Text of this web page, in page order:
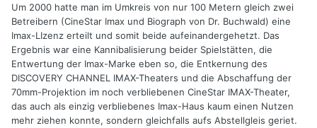
Um 2000 hatte man im Umkreis von nur 100 Metern gleich zwei
Betreibern (CineStar Imax und Biograph von Dr. Buchwald) eine
Imax-LIzenz erteilt und somit beide aufeinandergehetzt. Das
Ergebnis war eine Kannibalisierung beider Spielstätten, die
Entwertung der Imax-Marke eben so, die Entkernung des
DISCOVERY CHANNEL IMAX-Theaters und die Abschaffung der
70mm-Projektion im noch verbliebenen CineStar IMAX-Theater,
das auch als einzig verbliebenes Imax-Haus kaum einen Nutzen
mehr ziehen konnte, sondern gleichfalls aufs Abstellgleis geriet.